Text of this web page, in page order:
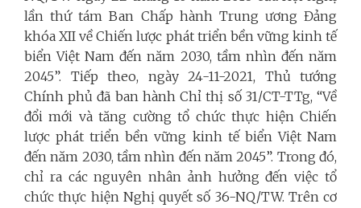
lần thứ tám Ban Chấp hành Trung ương Đảng
khóa XII về Chiến lược phát triển bền vững kinh tế
biển Việt Nam đến năm 2030, tầm nhìn đến năm
2045”. Tiếp theo, ngày 24-11-2021, Thủ tướng
Chính phủ đã ban hành Chỉ thị số 31/CT-TTg, “Về
đổi mới và tăng cường tổ chức thực hiện Chiến
lược phát triển bền vững kinh tế biển Việt Nam
đến năm 2030, tầm nhìn đến năm 2045”. Trong đó,
chỉ ra các nguyên nhân ảnh hưởng đến việc tổ
chức thực hiện Nghị quyết số 36-NQ/TW. Trên cơ